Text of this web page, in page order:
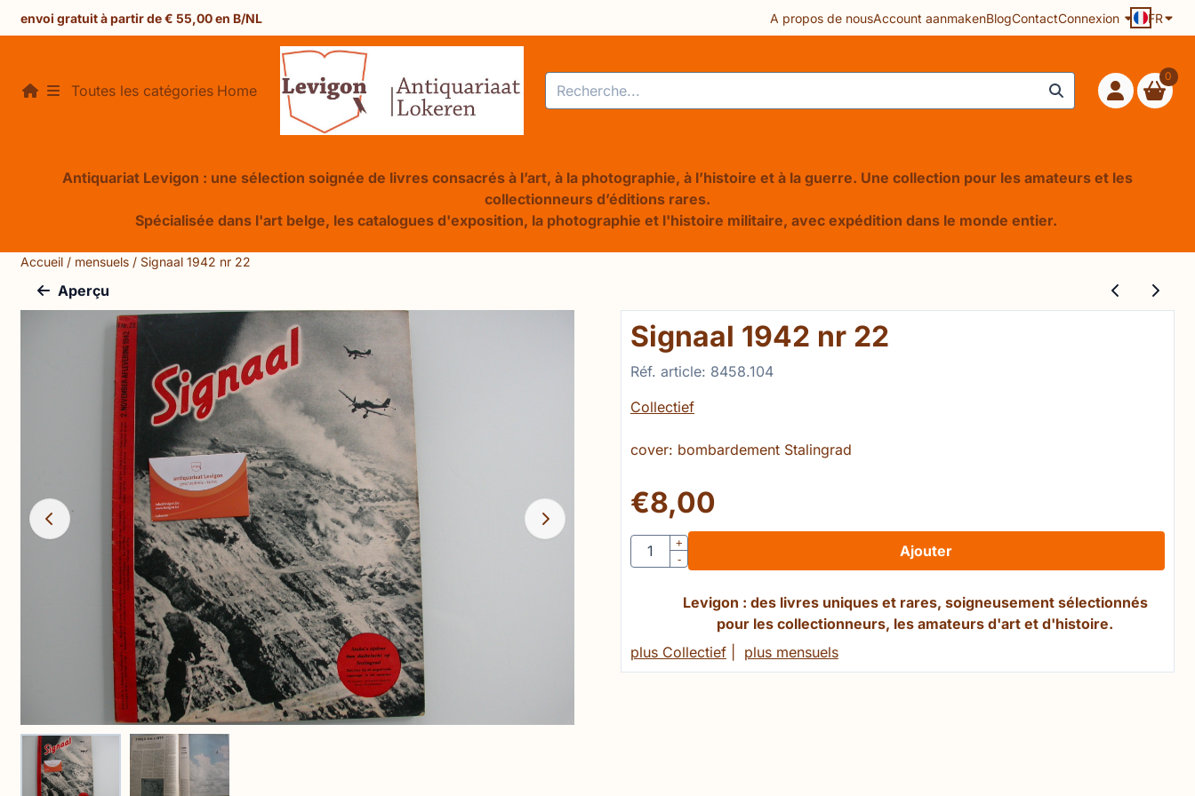
Préférences de cookies disponibles. Choisissez les paramètres ou autorisez tous les cookies.
envoi gratuit à partir de € 55,00 en B/NL A propos de nousAccount aanmakenBlogContactConnexion FR
Toutes les catégories Home Rechercher 0
Antiquariat Levigon : une sélection soignée de livres consacrés à l’art, à la photographie, à l’histoire et à la guerre. Une collection pour les amateurs et les
collectionneurs d’éditions rares.
Spécialisée dans l'art belge, les catalogues d'exposition, la photographie et l'histoire militaire, avec expédition dans le monde entier.
Accueil / mensuels / Signaal 1942 nr 22
Aperçu
Signaal 1942 nr 22
Réf. article: 8458.104
Collectief
cover: bombardement Stalingrad
€8,00
Quantité
+
-
Ajouter
Levigon : des livres uniques et rares, soigneusement sélectionnés
pour les collectionneurs, les amateurs d'art et d'histoire.
plus Collectief| plus mensuels